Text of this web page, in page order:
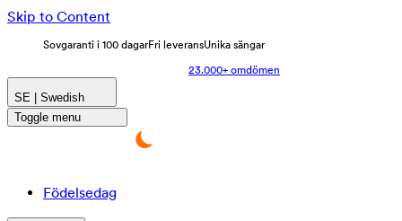
Skip to Content
Sovgaranti i 100 dagarFri leveransUnika sängar
23.000+ omdömen
SE | Swedish
Toggle menu
Födelsedag